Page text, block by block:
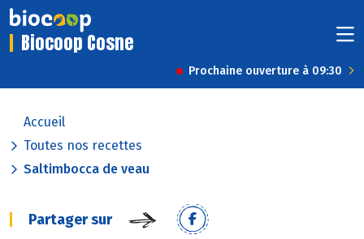
Biocoop Cosne
Prochaine ouverture à 09:30
Accueil
Toutes nos recettes
Saltimbocca de veau
Partager sur